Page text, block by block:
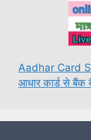
Aadhar Card
आधार कार्ड से